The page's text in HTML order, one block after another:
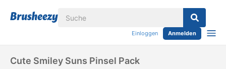
Einloggen Anmelden
Cute Smiley Suns Pinsel Pack